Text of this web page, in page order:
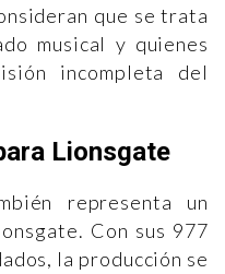
que se trata
musical y quienes
incompleta del
Lionsgate
representa un
Con sus 977
la producción se